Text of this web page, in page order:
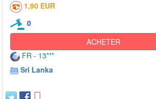
1,90 EUR
0
ACHETER
FR - 13***
Sri Lanka